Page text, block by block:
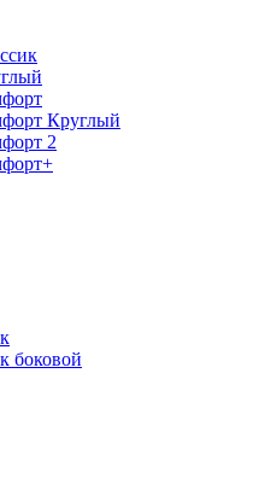
Круглый
2
боковой